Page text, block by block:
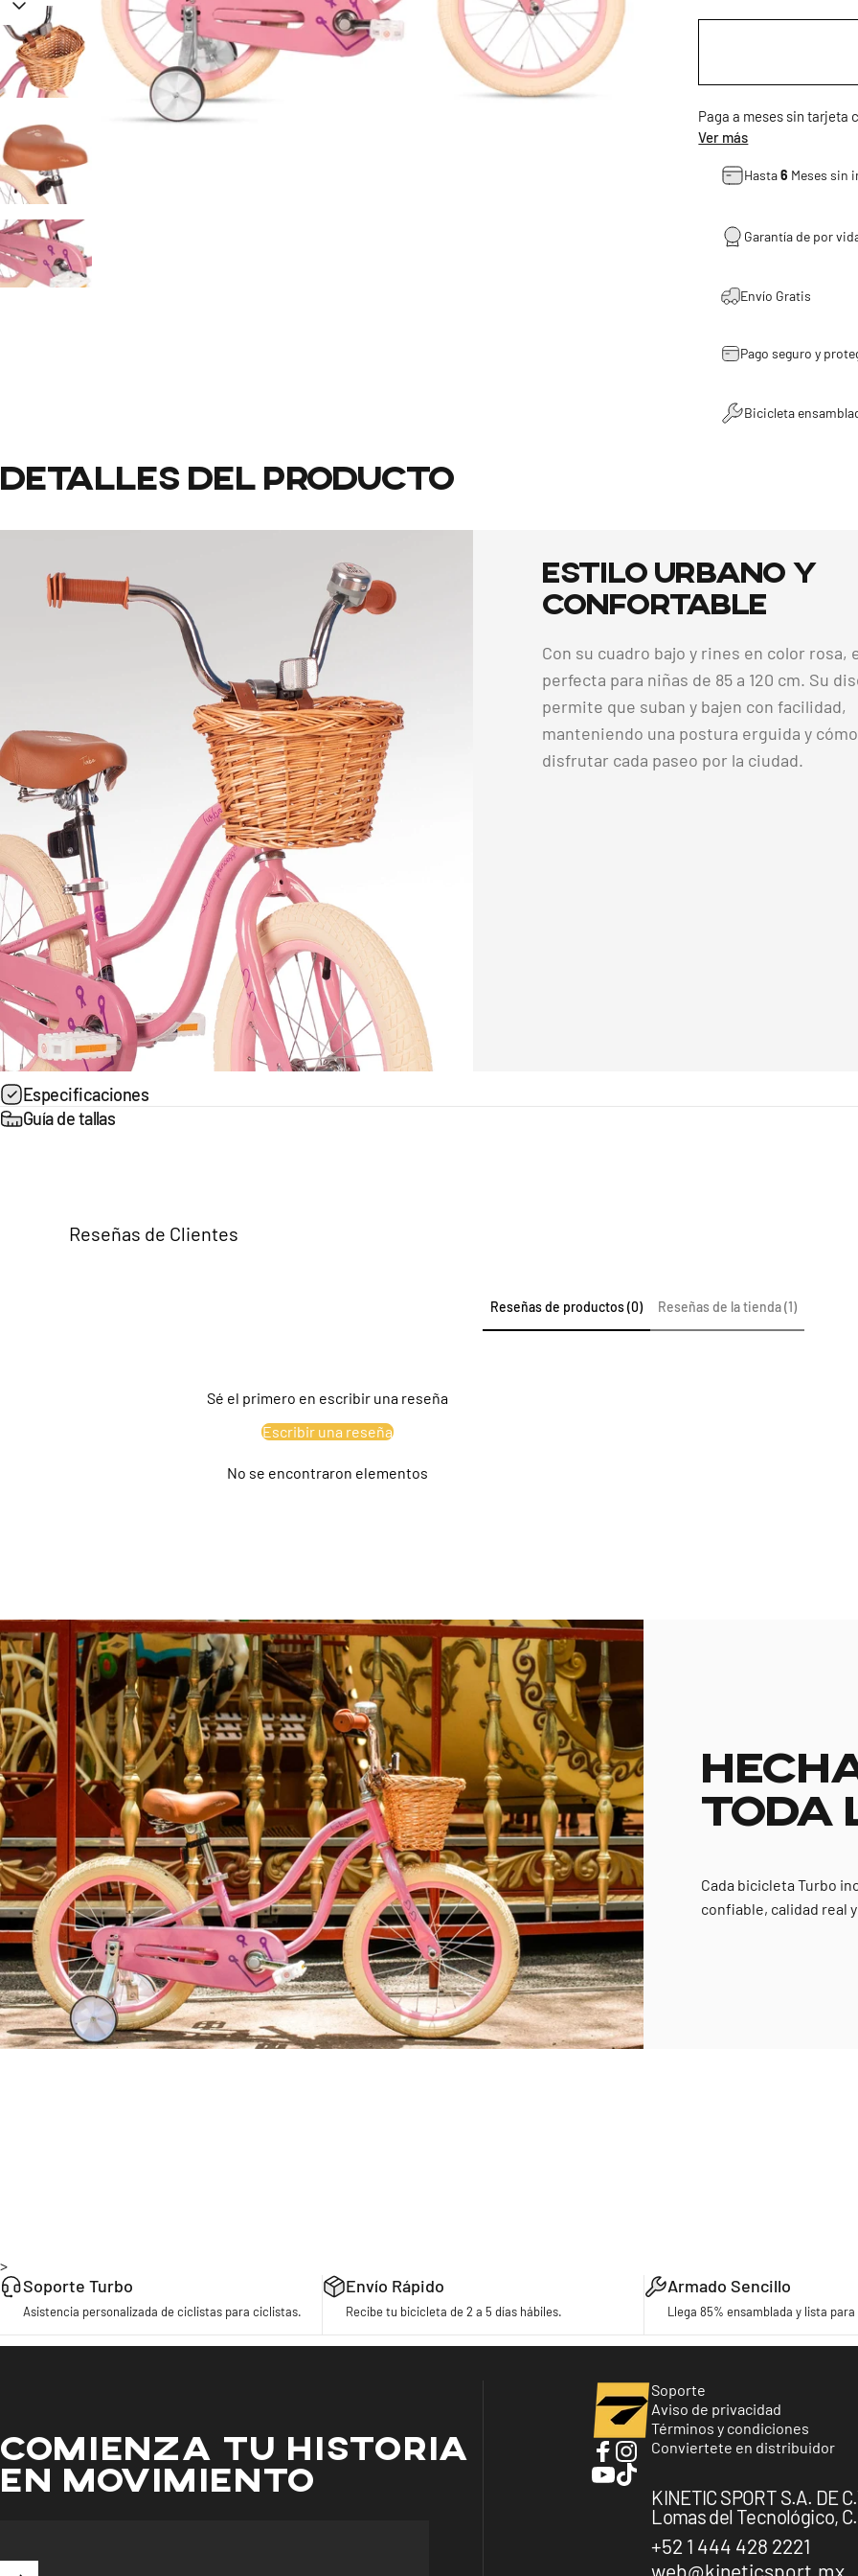
Paga a meses sin tarjeta
Ver más
Hasta6 Meses sin
Garantía de por
Envío Gratis
Pago seguro y
Bicicleta
Detalles del producto
Estilo Urbano y
Confortable
Con su cuadro bajo y rines en color rosa,
perfecta para niñas de 85 a 120 cm. Su
permite que suban y bajen con facilidad,
manteniendo una postura erguida y
disfrutar cada paseo por la ciudad.
Especificaciones
Guía de tallas
Reseñas de Clientes
Reseñas de productos (0) Reseñas de la tienda (1)
Sé el primero en escribir una reseña
Escribir una reseña
No se encontraron elementos
TODA
Cada bicicleta Turbo
confiable, calidad real
Soporte Turbo
Asistencia personalizada de ciclistas para ciclistas.
Envío Rápido
Recibe tu bicicleta de 2 a 5 días hábiles.
Armado Sencillo
Llega 85% ensamblada y lista
Turbo Bicycles
Facebook
Instagram
TikTok
Soporte
Aviso de privacidad
Términos y condiciones
Conviertete en distribuidor
KINETIC SPORT S.A. DE
Lomas del Tecnológico,
+52 1 444 428 2221
web@kineticsport.mx
COMIENZA TU HISTORIA
EN MOVIMIENTO
>